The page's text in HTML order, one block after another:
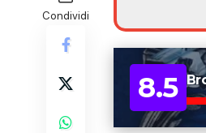
Condividi
8.5